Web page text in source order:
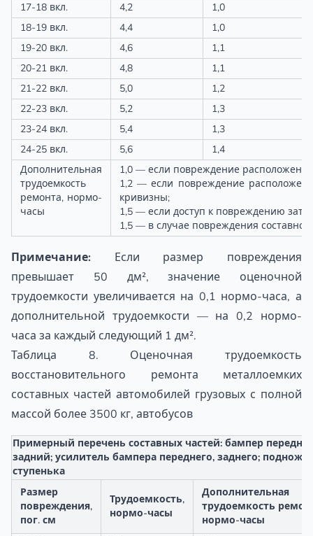
17-18 вкл.
4,2
1,0
18-19 вкл.
4,4
1,0
19-20 вкл.
4,6
1,1
20-21 вкл.
4,8
1,1
21-22 вкл.
5,0
1,2
22-23 вкл.
5,2
1,3
23-24 вкл.
5,4
1,3
24-25 вкл.
5,6
1,4
Дополнительная
трудоемкость
ремонта, нормо-
часы
1,0 — если повреждение расположено
1,2 — если повреждение
кривизны;
1,5 — если доступ к повреждению
1,5 — в случае повреждения
Примечание: Если размер повреждения
превышает 50 дм², значение оценочной
трудоемкости увеличивается на 0,1 нормо-часа, а
дополнительной трудоемкости — на 0,2 нормо-
часа за каждый следующий 1 дм².
Таблица 8. Оценочная трудоемкость
восстановительного ремонта металлоемких
составных частей автомобилей грузовых с полной
массой более 3500 кг, автобусов
Примерный перечень составных частей: бампер
задний; усилитель бампера переднего, заднего;
ступенька
Размер
повреждения,
пог. см
Трудоемкость,
нормо-часы
Дополнительная
трудоемкость
нормо-часы